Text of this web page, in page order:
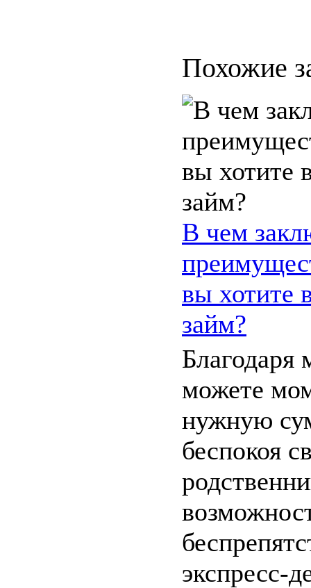
Похожие
В чем
вы хотите
займ?
Благодаря
можете
нужную
беспокоя
экспресс-